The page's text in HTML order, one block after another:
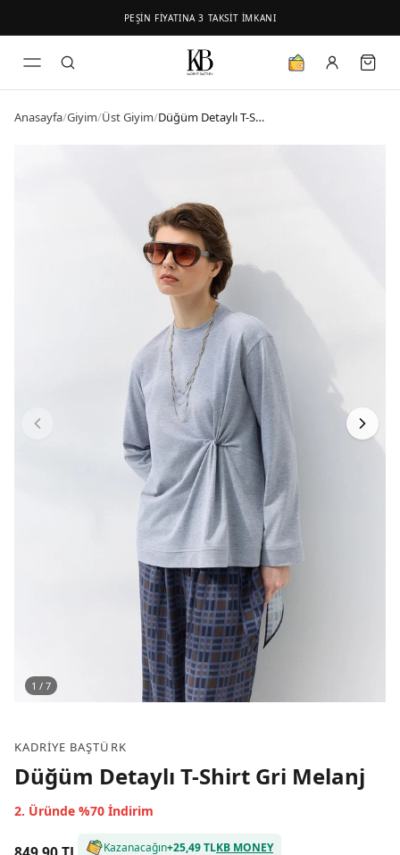
PEŞİN FİYATINA 3 TAKSİT İMKANI
Anasayfa/Giyim/Üst Giyim/ Düğüm Detaylı T-Shirt Gri Melanj
1 / 7
KADRIYE BAŞTÜRK
Düğüm Detaylı T-Shirt Gri Melanj
2. Üründe %70 İndirim
Kazanacağın+25,49 TLKB MONEY